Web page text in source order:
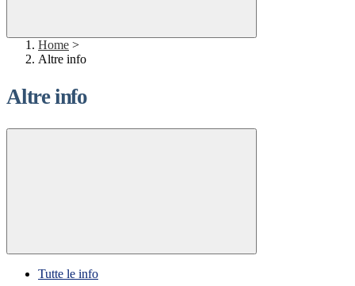
Home >
Altre info
Altre info
Tutte le info